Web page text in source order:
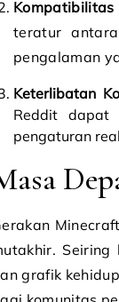
teratur
pengalaman
Keterlibatan
Reddit dapat
pengaturan
grafik